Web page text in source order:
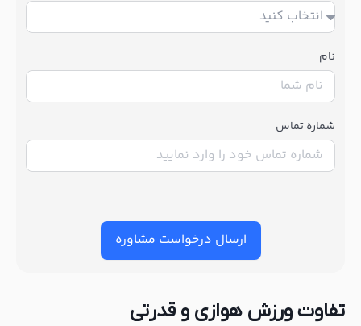
نام
شماره تماس
ارسال درخواست مشاوره
تفاوت ورزش هوازی و قدرتی